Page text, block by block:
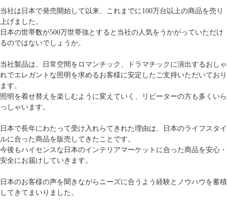
当社は日本で発売開始して以来、これまでに100万台以上の商品を売り
上げました。
日本の世帯数が500万世帯強とすると当社の人気をうかがっていただけ
るのではないでしょうか。
当社製品は、日常空間をロマンチック、ドラマチックに演出するおしゃ
れでエレガントな照明を求めるお客様に安定したご支持いただいており
ます。
照明を着せ替えを楽しむように変えていく、リピーターの方も多くいら
っしゃいます。
日本で長年にわたって受け入れらてきれた理由は、日本のライフスタイ
ルに合った商品を販売してきたことです。
今後もハイセンスな日本のインテリアマーケットに合った商品を安心・
安全にお届けしていきます。
日本のお客様の声を聞きながらニーズに合うよう経験とノウハウを蓄積
してきてまいりました。